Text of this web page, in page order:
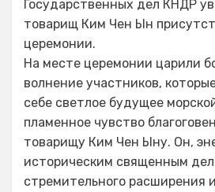
Государственных дел КНДР
товарищ Ким Чен Ын
церемонии.
На месте церемонии царили
волнение участников,
себе светлое будущее
пламенное чувство
товарищу Ким Чен Ыну. Он,
историческим священным
стремительного расширения